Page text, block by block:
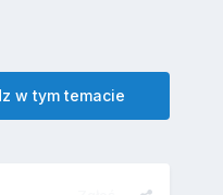
w tym temacie